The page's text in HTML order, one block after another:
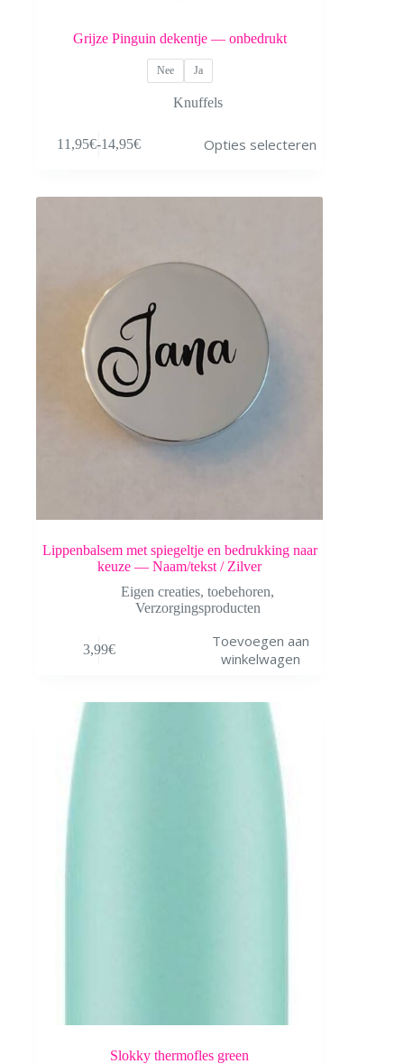
Grijze Pinguin dekentje — onbedrukt
Nee Ja
Knuffels
11,95€-14,95€
Prijsklasse:
14,95€
Opties selecteren
product
variaties.
productpagina
Lippenbalsem met spiegeltje en bedrukking naar
keuze — Naam/tekst / Zilver
Eigen creaties,toebehoren,
Verzorgingsproducten
3,99€
Toevoegen aan
winkelwagen
Slokky thermofles green